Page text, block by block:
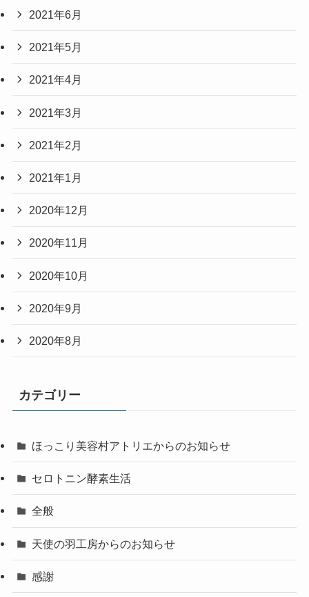
2021年6月
2021年5月
2021年4月
2021年3月
2021年2月
2021年1月
2020年12月
2020年11月
2020年10月
2020年9月
2020年8月
カテゴリー
ほっこり美容村アトリエからのお知らせ
セロトニン酵素生活
全般
天使の羽工房からのお知らせ
感謝